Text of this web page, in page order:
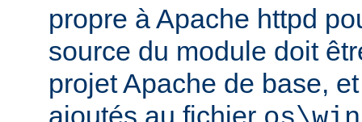
propre à Apache httpd
source du module doit
projet Apache de base,
ajoutés au fichier